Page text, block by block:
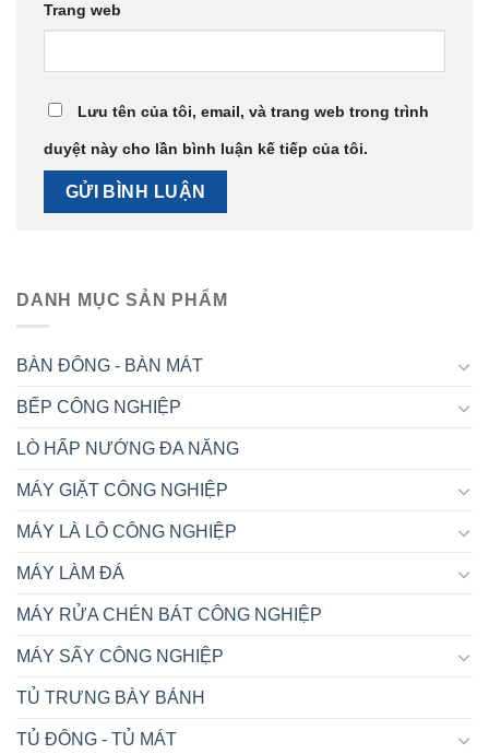
Trang web
Lưu tên của tôi, email, và trang web trong trình
duyệt này cho lần bình luận kế tiếp của tôi.
DANH MỤC SẢN PHẨM
BÀN ĐÔNG - BÀN MÁT
BẾP CÔNG NGHIỆP
LÒ HẤP NƯỚNG ĐA NĂNG
MÁY GIẶT CÔNG NGHIỆP
MÁY LÀ LÔ CÔNG NGHIỆP
MÁY LÀM ĐÁ
MÁY RỬA CHÉN BÁT CÔNG NGHIỆP
MÁY SẤY CÔNG NGHIỆP
TỦ TRƯNG BÀY BÁNH
TỦ ĐÔNG - TỦ MÁT